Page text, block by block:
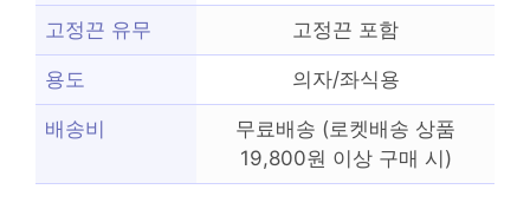
고정끈 유무 고정끈 포함
용도 의자/좌식용
배송비
무료배송 (로켓배송 상품
19,800원 이상 구매 시)